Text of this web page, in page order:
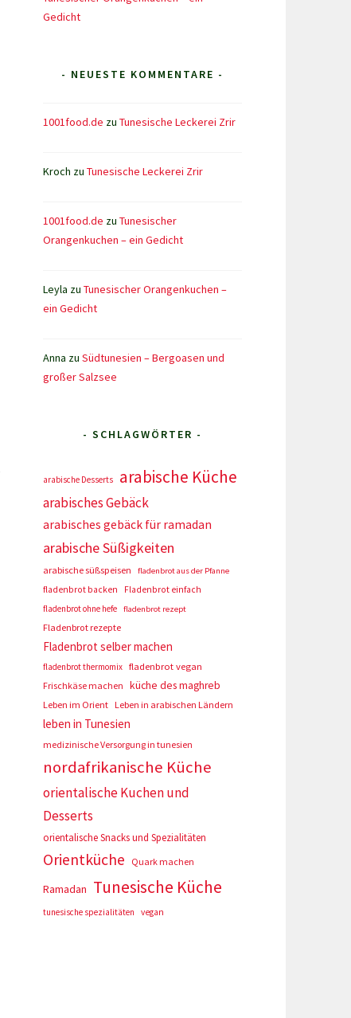
Gedicht
- NEUESTE KOMMENTARE -
1001food.de zu Tunesische Leckerei Zrir
Kroch zu Tunesische Leckerei Zrir
1001food.de zu Tunesischer
Orangenkuchen – ein Gedicht
Leyla zu Tunesischer Orangenkuchen –
ein Gedicht
Anna zu Südtunesien – Bergoasen und
großer Salzsee
- SCHLAGWÖRTER -
arabische Desserts arabische Küche
arabisches Gebäck
arabisches gebäck für ramadan
arabische Süßigkeiten
arabische süßspeisen fladenbrot aus der Pfanne
fladenbrot backen
Fladenbrot einfach
fladenbrot ohne hefe
fladenbrot rezept
Fladenbrot rezepte
Fladenbrot selber machen
fladenbrot thermomix fladenbrot vegan
Frischkäse machen küche des maghreb
Leben im Orient Leben in arabischen Ländern
leben in Tunesien
medizinische Versorgung in tunesien
nordafrikanische Küche
orientalische Kuchen und
Desserts
orientalische Snacks und Spezialitäten
Orientküche Quark machen
Ramadan Tunesische Küche
tunesische spezialitäten vegan